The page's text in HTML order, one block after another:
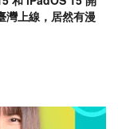
灣上線，居然有漫